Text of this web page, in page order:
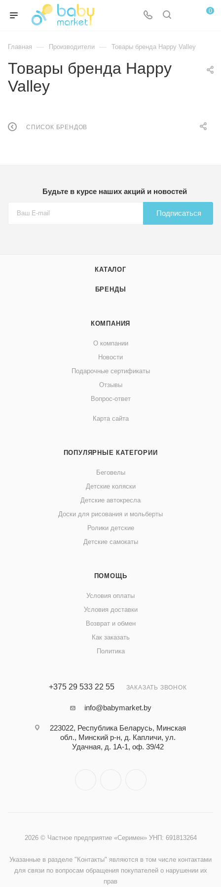
0
Главная — Производители — Товары бренда Happy Valley
Товары бренда Happy
Valley
СПИСОК БРЕНДОВ
Будьте в курсе наших акций и новостей
Подписаться
КАТАЛОГ
БРЕНДЫ
КОМПАНИЯ
О компании
Новости
Подарочные сертификаты
Отзывы
Вопрос-ответ
Карта сайта
ПОПУЛЯРНЫЕ КАТЕГОРИИ
Беговелы
Детские коляски
Детские автокресла
Доски для рисования и мольберты
Ролики детские
Детские самокаты
ПОМОЩЬ
Условия оплаты
Условия доставки
Возврат и обмен
Как заказать
Политика
+375 29 533 22 55 ЗАКАЗАТЬ ЗВОНОК
info@babymarket.by
223022, Республика Беларусь, Минская
обл., Минский р-н, д. Капличи, ул.
Удачная, д. 1А-1, оф. 39/42
2026 © Частное предприятие «Серимен» УНП: 691813264
Указанные в разделе "Контакты" являются в том числе контактами
для связи по вопросам обращения покупателей о нарушении их
прав